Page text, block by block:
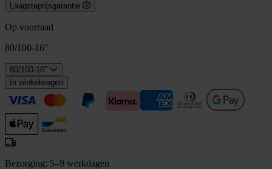
Laagsteprijsgarantie
Op voorraad
80/100-16"
80/100-16"
In winkelwagen
Bezorging: 5–9 werkdagen